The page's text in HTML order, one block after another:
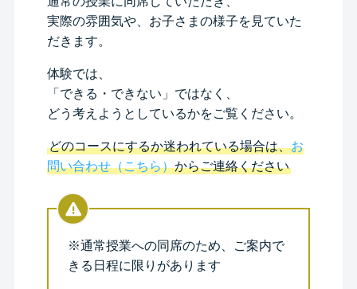
実際の雰囲気や、お子さまの様子を見ていた
だきます。
体験では、
「できる・できない」ではなく、
どう考えようとしているかをご覧ください。
どのコースにするか迷われている場合は、お
問い合わせ（こちら）からご連絡ください
※通常授業への同席のため、ご案内で
きる日程に限りがあります